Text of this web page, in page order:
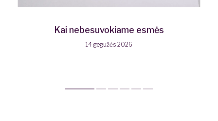
Kai nebesuvokiame esmės
14 gegužės 2026